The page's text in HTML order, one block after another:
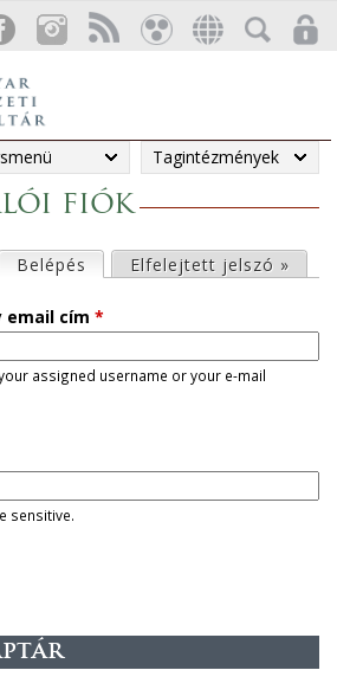
Tagintézmények
fiók
Belépés (aktív fül)Elfelejtett jelszó »
email cím *
assigned username or your e-mail
sensitive.